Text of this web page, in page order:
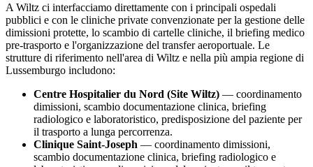
A Wiltz ci interfacciamo direttamente con i principali ospedali
pubblici e con le cliniche private convenzionate per la gestione delle
dimissioni protette, lo scambio di cartelle cliniche, il briefing medico
pre-trasporto e l'organizzazione del transfer aeroportuale. Le
strutture di riferimento nell'area di Wiltz e nella più ampia regione di
Lussemburgo includono:
Centre Hospitalier du Nord (Site Wiltz) — coordinamento
dimissioni, scambio documentazione clinica, briefing
radiologico e laboratoristico, predisposizione del paziente per
il trasporto a lunga percorrenza.
Clinique Saint-Joseph — coordinamento dimissioni,
scambio documentazione clinica, briefing radiologico e